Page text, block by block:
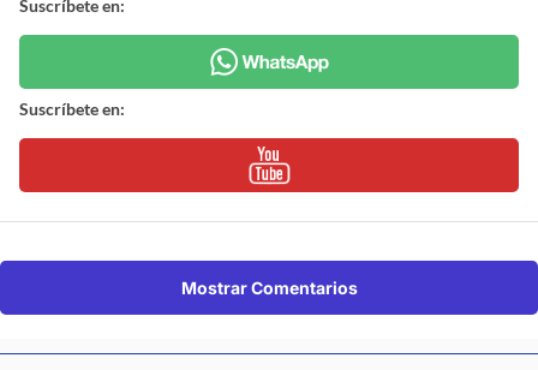
Suscríbete en:
Suscríbete en:
Mostrar Comentarios